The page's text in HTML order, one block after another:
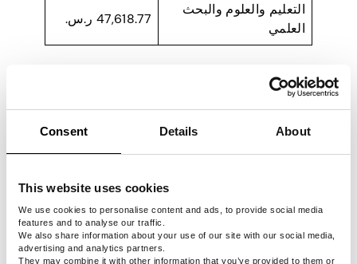
Consent Details About
This website uses cookies
We use cookies to personalise content and ads, to provide social media
features and to analyse our traffic.
We also share information about your use of our site with our social media,
advertising and analytics partners.
They may combine it with other information that you’ve provided to them or
التعليم والعلوم والبحث
العلمي
47,618.77 ر.س.
8. جرينلاند – 4,665 دولارا